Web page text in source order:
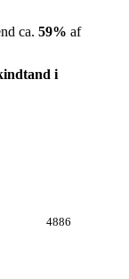
ca. 59% af
i
4886